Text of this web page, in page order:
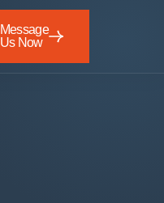
Message
Us Now